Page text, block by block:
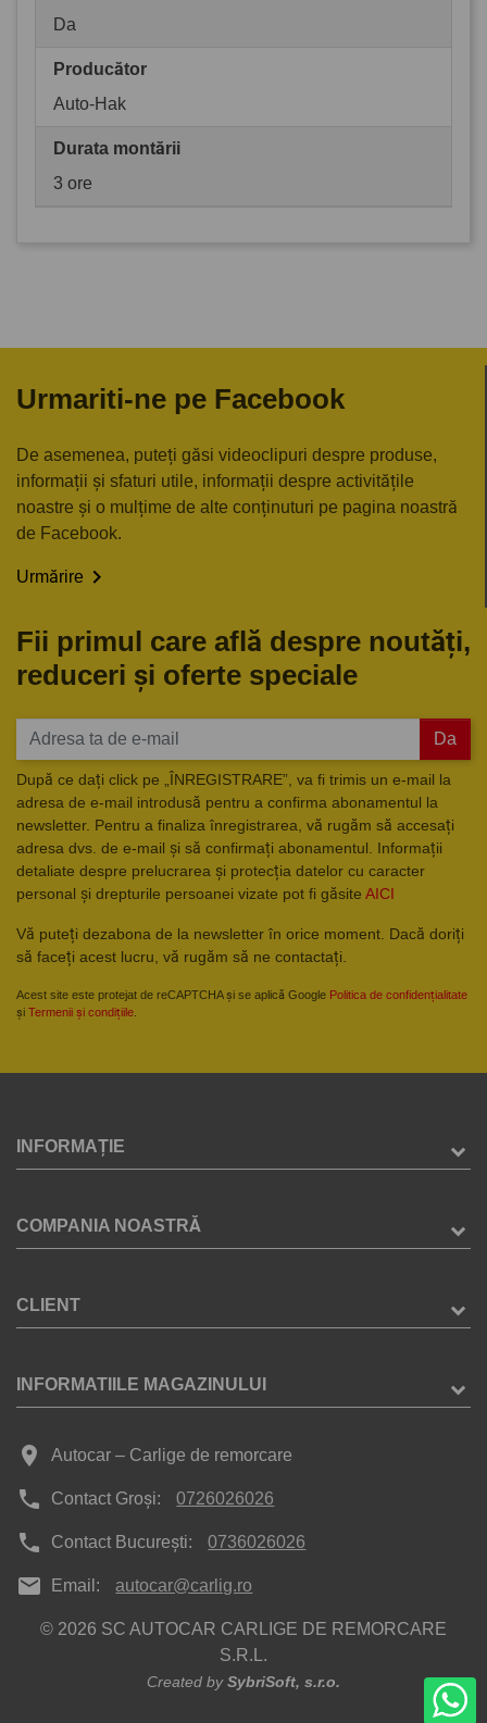
Da
Producător
Auto-Hak
Durata montării
3 ore
Urmariti-ne pe Facebook
De asemenea, puteți găsi videoclipuri despre produse,
informații și sfaturi utile, informații despre activitățile
noastre și o mulțime de alte conținuturi pe pagina noastră
de Facebook.
Urmărire 
Fii primul care află despre noutăți,
reduceri și oferte speciale
Da
După ce dați click pe „ÎNREGISTRARE”, va fi trimis un e-mail la
adresa de e-mail introdusă pentru a confirma abonamentul la
newsletter. Pentru a finaliza înregistrarea, vă rugăm să accesați
adresa dvs. de e-mail și să confirmați abonamentul. Informații
detaliate despre prelucrarea și protecția datelor cu caracter
personal și drepturile persoanei vizate pot fi găsite AICI
Vă puteți dezabona de la newsletter în orice moment. Dacă doriți
să faceți acest lucru, vă rugăm să ne contactați.
Acest site este protejat de reCAPTCHA și se aplică Google Politica de confidențialitate
și Termenii și condițiile
INFORMAȚIE
COMPANIA NOASTRĂ
CLIENT
INFORMATIILE MAGAZINULUI
place Autocar – Carlige de remorcare
phone Contact Groși: 0726026026
phone Contact București: 0736026026
mail Email: autocar@carlig.ro
© 2026 SC AUTOCAR CARLIGE DE REMORCARE
S.R.L.
Created bySybriSoft, s.r.o.